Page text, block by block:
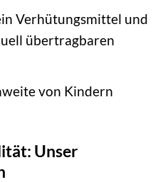
Verhütungsmittel und
übertragbaren
von Kindern
Unser